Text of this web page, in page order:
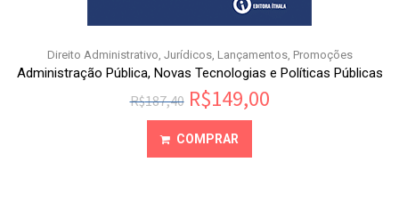
Direito Administrativo Jurídicos, Lançamentos, Promoções
Administração Pública, Novas Tecnologias e Políticas Públicas
R$187,40 R$149,00
COMPRAR